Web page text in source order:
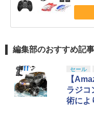
編集部のおすすめ記事
セール
【
ラジコ
術によ